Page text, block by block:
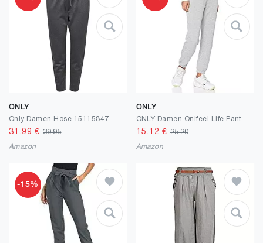
ONLY
Only Damen Hose 15115847
31.99 €39.95
Amazon
ONLY
15.12 € 25.20
Amazon
-15%